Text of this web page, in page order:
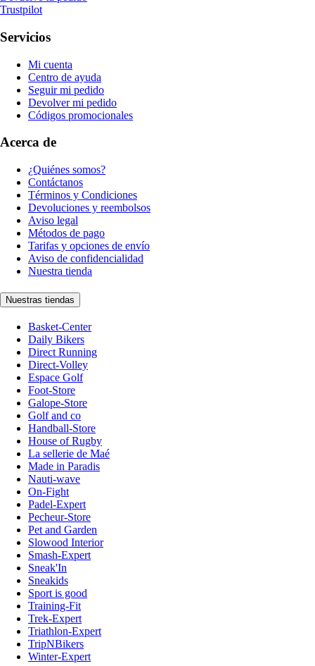
Trustpilot
Servicios
Mi cuenta
Centro de ayuda
Seguir mi pedido
Devolver mi pedido
Códigos promocionales
Acerca de
¿Quiénes somos?
Contáctanos
Términos y Condiciones
Devoluciones y reembolsos
Aviso legal
Métodos de pago
Tarifas y opciones de envío
Aviso de confidencialidad
Nuestra tienda
Nuestras tiendas
Basket-Center
Daily Bikers
Direct Running
Direct-Volley
Espace Golf
Foot-Store
Galope-Store
Golf and co
Handball-Store
House of Rugby
La sellerie de Maé
Made in Paradis
Nauti-wave
On-Fight
Padel-Expert
Pecheur-Store
Pet and Garden
Slowood Interior
Smash-Expert
Sneak'In
Sneakids
Sport is good
Training-Fit
Trek-Expert
Triathlon-Expert
TripNBikers
Winter-Expert